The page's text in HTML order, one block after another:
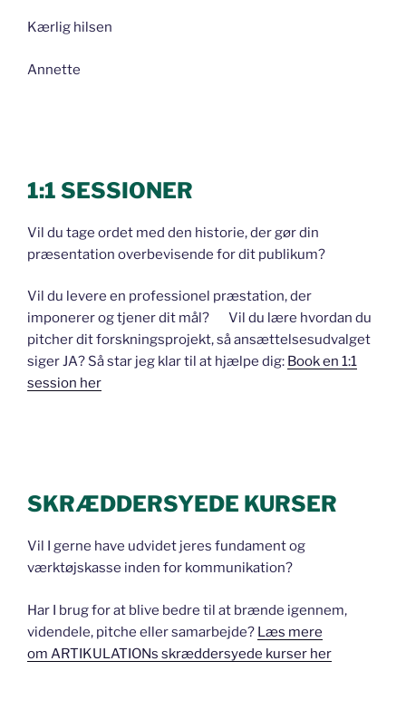
Kærlig hilsen
Annette
1:1 SESSIONER
Vil du tage ordet med den historie, der gør din
præsentation overbevisende for dit publikum?
Vil du levere en professionel præstation, der
imponerer og tjener dit mål? Vil du lære hvordan du
pitcher dit forskningsprojekt, så ansættelsesudvalget
siger JA? Så star jeg klar til at hjælpe dig: Book en 1:1
session her
SKRÆDDERSYEDE KURSER
Vil I gerne have udvidet jeres fundament og
værktøjskasse inden for kommunikation?
Har I brug for at blive bedre til at brænde igennem,
videndele, pitche eller samarbejde? Læs mere
om ARTIKULATIONs skræddersyede kurser her